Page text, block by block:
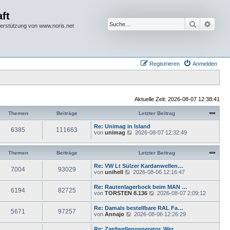
von www.noris.net Suche
Anmelden
Registrieren
Aktuelle Zeit: 2026-08-07 12:38:41
Themen Beiträge Letzter Beitrag
6385 111663
Re: Unimag in Island
von unimag
N
u
e
r
B
e
i
r
a
g
2026-08-07 12:32:49
Themen Beiträge Letzter Beitrag
7004 93029
Re: VW Lt Sülzer Kardanwellen…
von unihell
N
e
s
t
e
r
e
2026-08-06 12:16:47
6194 82725
Re: Rautenlagerbock beim MAN …
von TORSTEN 8.136
N
u
e
s
t
2026-08-07 2:09:12
5671 97257
Re: Damals bestellbare RAL Fa…
von Annajo
N2026-08-06 12:26:29
Re: Zapfwellengenerator. Wer …